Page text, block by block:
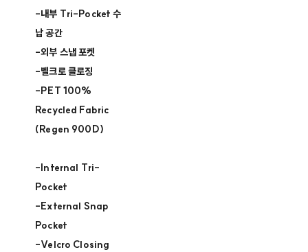
-내부 Tri-Pocket 수
납 공간 ​
-외부 스냅 포켓 ​
-벨크로 클로징 ​
-PET 100%
Recycled Fabric
(Regen 900D)
​-Internal Tri-
Pocket ​
-External Snap
Pocket ​
-Velcro Closing ​